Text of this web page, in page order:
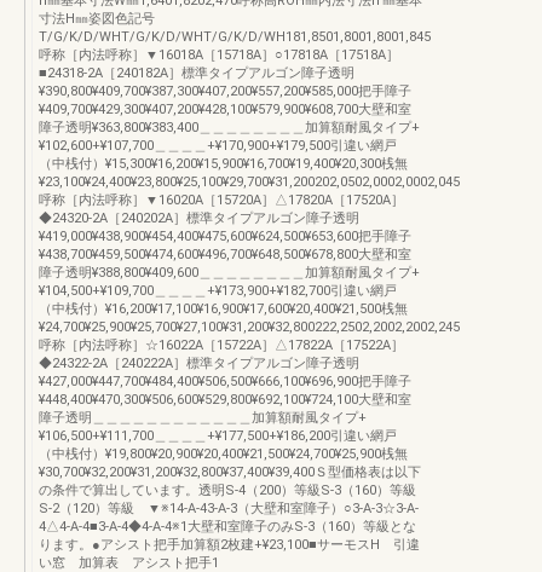
寸法H㎜姿図色記号
T/G/K/D/WHT/G/K/D/WHT/G/K/D/WH181,8501,8001,8001,845
呼称［内法呼称］▼16018A［15718A］○17818A［17518A］
■24318-2A［240182A］標準タイプアルゴン障子透明
¥390,800¥409,700¥387,300¥407,200¥557,200¥585,000把手障子
¥409,700¥429,300¥407,200¥428,100¥579,900¥608,700大壁和室
障子透明¥363,800¥383,400＿＿＿＿＿＿＿＿加算額耐風タイプ+
¥102,600+¥107,700＿＿＿＿+¥170,900+¥179,500引違い網戸
（中桟付）¥15,300¥16,200¥15,900¥16,700¥19,400¥20,300桟無
¥23,100¥24,400¥23,800¥25,100¥29,700¥31,200202,0502,0002,0002,045
呼称［内法呼称］▼16020A［15720A］△17820A［17520A］
◆24320-2A［240202A］標準タイプアルゴン障子透明
¥419,000¥438,900¥454,400¥475,600¥624,500¥653,600把手障子
¥438,700¥459,500¥474,600¥496,700¥648,500¥678,800大壁和室
障子透明¥388,800¥409,600＿＿＿＿＿＿＿＿加算額耐風タイプ+
¥104,500+¥109,700＿＿＿＿+¥173,900+¥182,700引違い網戸
（中桟付）¥16,200¥17,100¥16,900¥17,600¥20,400¥21,500桟無
¥24,700¥25,900¥25,700¥27,100¥31,200¥32,800222,2502,2002,2002,245
呼称［内法呼称］☆16022A［15722A］△17822A［17522A］
◆24322-2A［240222A］標準タイプアルゴン障子透明
¥427,000¥447,700¥484,400¥506,500¥666,100¥696,900把手障子
¥448,400¥470,300¥506,600¥529,800¥692,100¥724,100大壁和室
障子透明＿＿＿＿＿＿＿＿＿＿＿＿加算額耐風タイプ+
¥106,500+¥111,700＿＿＿＿+¥177,500+¥186,200引違い網戸
（中桟付）¥19,800¥20,900¥20,400¥21,500¥24,700¥25,900桟無
¥30,700¥32,200¥31,200¥32,800¥37,400¥39,400Ｓ型価格表は以下
の条件で算出しています。透明S-4（200）等級S-3（160）等級
S-2（120）等級 ▼※14-A-43-A-3（大壁和室障子）○3-A-3☆3-A-
4△4-A-4■3-A-4◆4-A-4※1大壁和室障子のみS-3（160）等級とな
ります。●アシスト把手加算額2枚建+¥23,100■サーモスH 引違
い窓 加算表 アシスト把手1